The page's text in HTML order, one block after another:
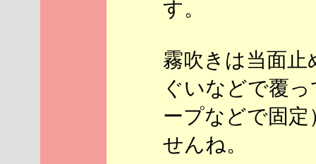
す。
霧吹きは当面
ぐいなどで覆
ープなどで固
せんね。